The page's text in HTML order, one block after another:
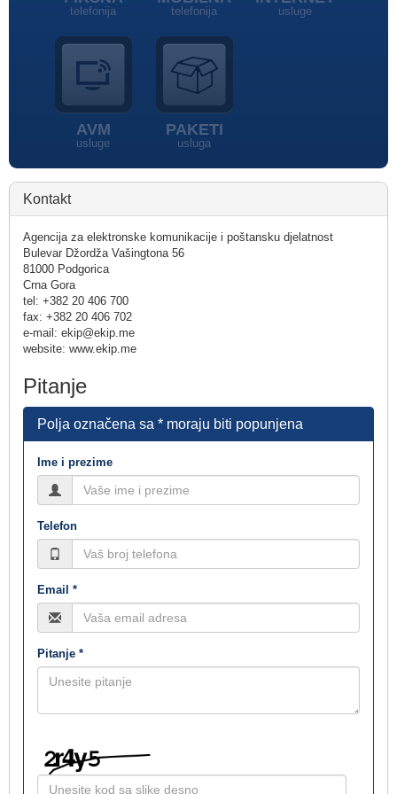
telefonija telefonija usluge
AVM
usluge
PAKETI
usluga
Kontakt
Agencija za elektronske komunikacije i poštansku djelatnost
Bulevar Džordža Vašingtona 56
81000 Podgorica
Crna Gora
tel: +382 20 406 700
fax: +382 20 406 702
e-mail: ekip@ekip.me
website: www.ekip.me
Pitanje
Polja označena sa * moraju biti popunjena
Ime i prezime
Telefon
Email *
Pitanje *